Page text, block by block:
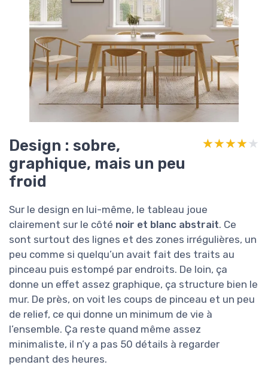
Design : sobre,
graphique, mais un peu
froid
★★★★★
★★★★★
Sur le design en lui-même, le tableau joue
clairement sur le côté noir et blanc abstrait. Ce
sont surtout des lignes et des zones irrégulières, un
peu comme si quelqu’un avait fait des traits au
pinceau puis estompé par endroits. De loin, ça
donne un effet assez graphique, ça structure bien le
mur. De près, on voit les coups de pinceau et un peu
de relief, ce qui donne un minimum de vie à
l’ensemble. Ça reste quand même assez
minimaliste, il n’y a pas 50 détails à regarder
pendant des heures.